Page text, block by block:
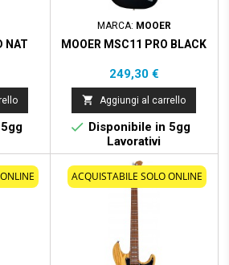
NAT
MARCA: MOOER
MOOER MSC11 PRO BLACK
Prezzo
249,30 €
 Aggiungi al carrello
 Disponibile in 5gg
Lavorativi
ACQUISTABILE SOLO ONLINE